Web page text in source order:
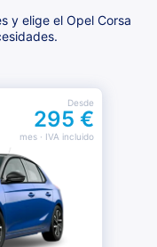
y elige el Opel Corsa
Desde
295 €
mes· IVA incluido